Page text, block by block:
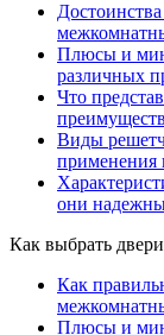
Плюсы и
различных
Что
Виды
применения
они
Как выбрать двери
Как
Плюсы и